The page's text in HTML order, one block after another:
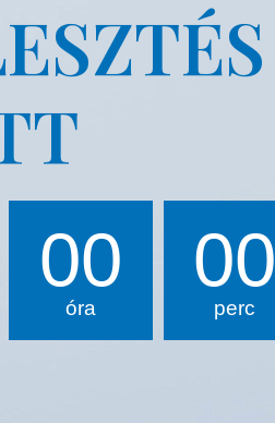
00
óra
00
perc